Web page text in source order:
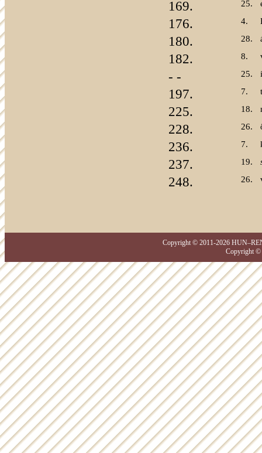
169. 25.
176. 4.
180. 28.
182. 8.
- - 25.
197. 7.
225. 18.
228. 26.
236. 7.
237. 19.
248. 26.
Copyright © 2011-2026
Copyright ©